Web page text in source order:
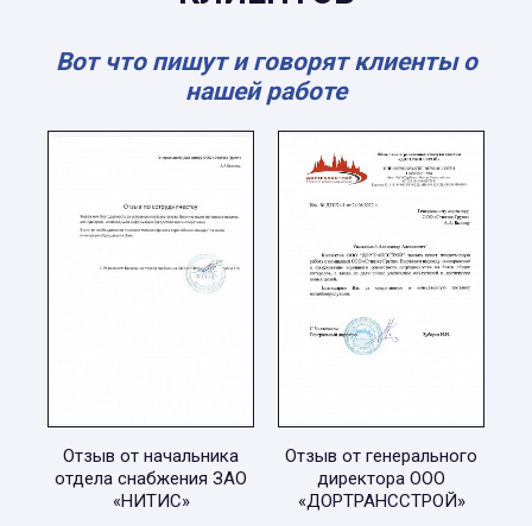
Вот что пишут и говорят клиенты о
нашей работе
Отзыв от начальника
отдела снабжения ЗАО
«НИТИС»
Отзыв от генерального
директора ООО
«ДОРТРАНССТРОЙ»